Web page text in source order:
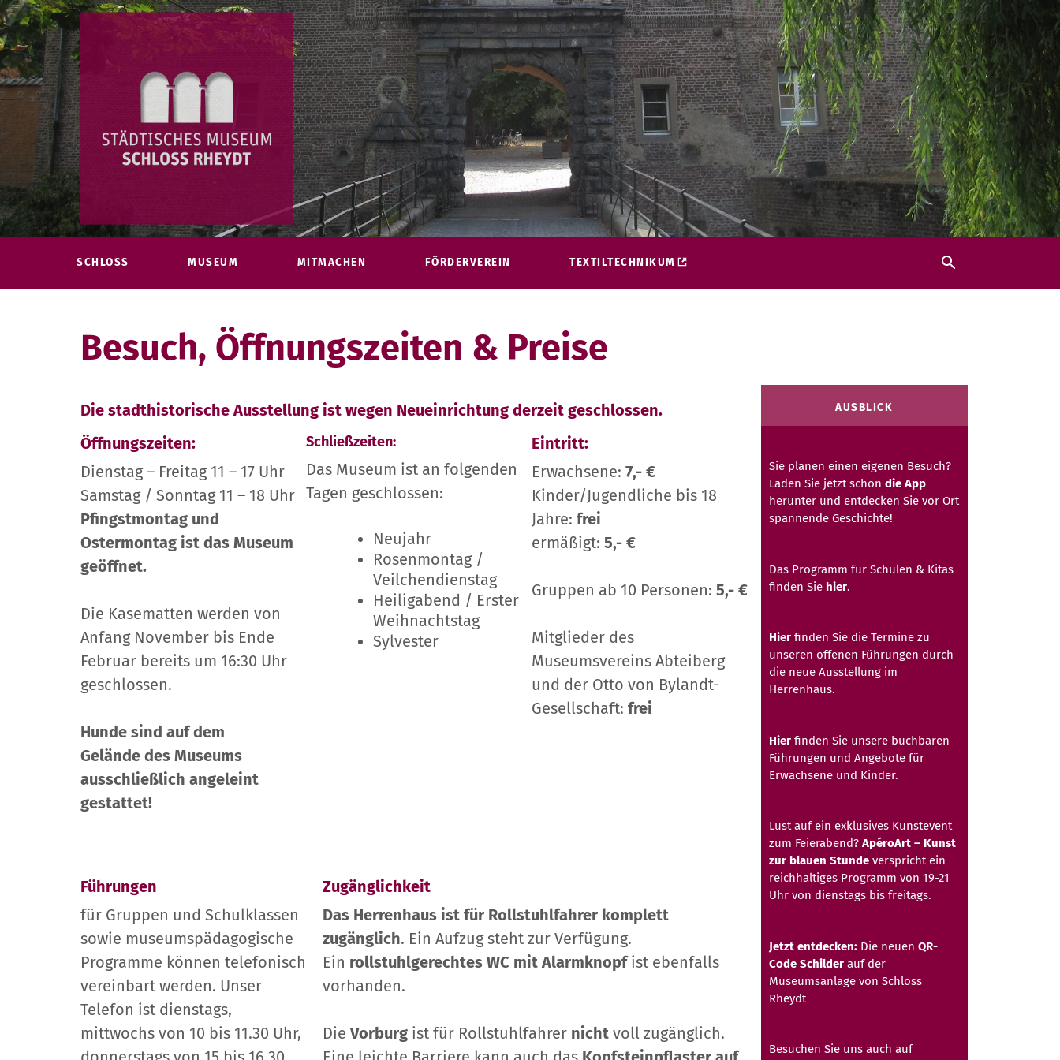
Skip
to
content
SCHLOSS MUSEUM MITMACHEN FÖRDERVEREIN TEXTILTECHNIKUM
Besuch, Öffnungszeiten & Preise
Die stadthistorische Ausstellung ist wegen Neueinrichtung derzeit geschlossen.
Öffnungszeiten:
Dienstag – Freitag 11 – 17 Uhr
Samstag / Sonntag 11 – 18 Uhr
Pfingstmontag und
Ostermontag ist das Museum
geöffnet.
Die Kasematten werden von
Anfang November bis Ende
Februar bereits um 16:30 Uhr
geschlossen.
Hunde sind auf dem
Gelände des Museums
ausschließlich angeleint
gestattet!
Schließzeiten:
Das Museum ist an folgenden
Tagen geschlossen:
Neujahr
Rosenmontag /
Veilchendienstag
Heiligabend / Erster
Weihnachtstag
Sylvester
Eintritt:
Erwachsene: 7,- €
Kinder/Jugendliche bis 18
Jahre: frei
ermäßigt: 5,- €
Gruppen ab 10 Personen: 5,- €
Mitglieder des
Museumsvereins Abteiberg
und der Otto von Bylandt-
Gesellschaft: frei
Führungen
für Gruppen und Schulklassen
sowie museumspädagogische
Programme können telefonisch
vereinbart werden. Unser
Telefon ist dienstags,
mittwochs von 10 bis 11.30 Uhr,
Zugänglichkeit
Das Herrenhaus ist für Rollstuhlfahrer komplett
zugänglich. Ein Aufzug steht zur Verfügung.
Ein rollstuhlgerechtes WC mit Alarmknopfist ebenfalls
vorhanden.
Die Vorburg ist für Rollstuhlfahrer nichtvoll zugänglich.
AUSBLICK
Sie planen einen eigenen Besuch?
Laden Sie jetzt schon die App
herunter und entdecken Sie vor Ort
spannende Geschichte!
Das Programm für Schulen & Kitas
finden Sie hier.
Hierfinden Sie die Termine zu
unseren offenen Führungen durch
die neue Ausstellung im
Herrenhaus.
Hierfinden Sie unsere buchbaren
Führungen und Angebote für
Erwachsene und Kinder.
Lust auf ein exklusives Kunstevent
zum Feierabend? ApéroArt – Kunst
zur blauen Stundeverspricht ein
reichhaltiges Programm von 19-21
Uhr von dienstags bis freitags.
Jetzt entdecken:Die neuen QR-
Code Schilderauf der
Museumsanlage von Schloss
Rheydt
Besuchen Sie uns auch auf